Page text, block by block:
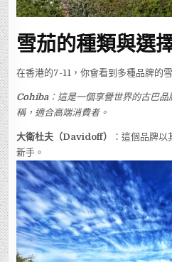
雪茄的種類與選
在香港的7-11，你會看到多種品牌的
Cohiba：這是一個享譽世界的古巴
稱，適合高端消費者。
大衛杜夫（Davidoff）
：這個品牌
新手。